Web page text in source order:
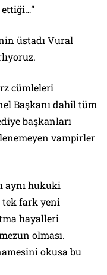
üstadı Vural
cümleleri
Başkanı dahil tüm
başkanları
vampirler
aynı hukuki
tek fark yeni
hayalleri
olması.
okusa bu